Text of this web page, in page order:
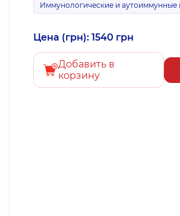
Иммунологические и аутоиммунные
Цена (грн): 1540 грн
Добавить в
корзину